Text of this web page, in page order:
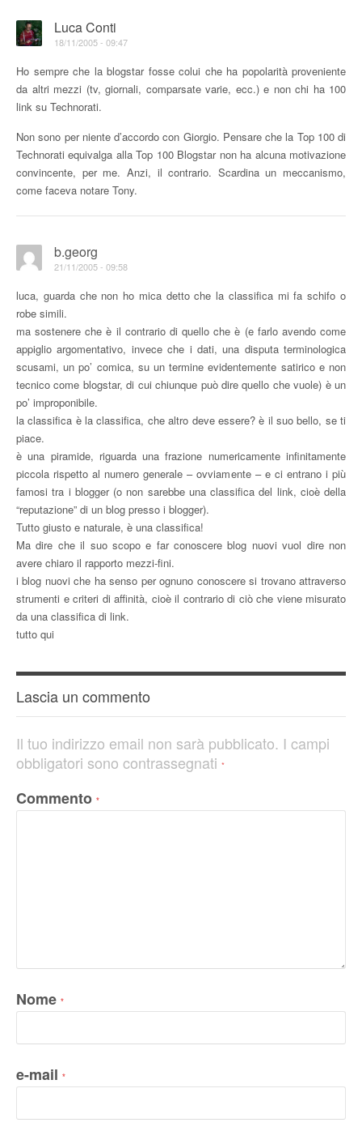
Luca Conti
18/11/2005 - 09:47
Ho sempre che la blogstar fosse colui che ha popolarità proveniente
da altri mezzi (tv, giornali, comparsate varie, ecc.) e non chi ha 100
link su Technorati.
Non sono per niente d’accordo con Giorgio. Pensare che la Top 100 di
Technorati equivalga alla Top 100 Blogstar non ha alcuna motivazione
convincente, per me. Anzi, il contrario. Scardina un meccanismo,
come faceva notare Tony.
b.georg
21/11/2005 - 09:58
luca, guarda che non ho mica detto che la classifica mi fa schifo o
robe simili.
ma sostenere che è il contrario di quello che è (e farlo avendo come
appiglio argomentativo, invece che i dati, una disputa terminologica
scusami, un po’ comica, su un termine evidentemente satirico e non
tecnico come blogstar, di cui chiunque può dire quello che vuole) è un
po’ improponibile.
la classifica è la classifica, che altro deve essere? è il suo bello, se ti
piace.
è una piramide, riguarda una frazione numericamente infinitamente
piccola rispetto al numero generale – ovviamente – e ci entrano i più
famosi tra i blogger (o non sarebbe una classifica del link, cioè della
“reputazione” di un blog presso i blogger).
Tutto giusto e naturale, è una classifica!
Ma dire che il suo scopo e far conoscere blog nuovi vuol dire non
avere chiaro il rapporto mezzi-fini.
i blog nuovi che ha senso per ognuno conoscere si trovano attraverso
strumenti e criteri di affinità, cioè il contrario di ciò che viene misurato
da una classifica di link.
tutto qui
Lascia un commento
Il tuo indirizzo email non sarà pubblicato. I campi
obbligatori sono contrassegnati *
Commento *
Nome *
e-mail *